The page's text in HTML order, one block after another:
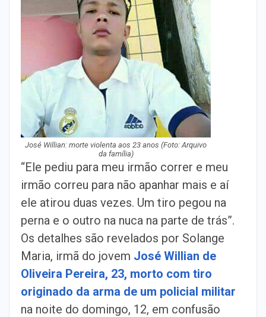
José Willian: morte violenta aos 23 anos (Foto: Arquivo
da família)
“Ele pediu para meu irmão correr e meu
irmão correu para não apanhar mais e aí
ele atirou duas vezes. Um tiro pegou na
perna e o outro na nuca na parte de trás”.
Os detalhes são revelados por Solange
Maria, irmã do jovem José Willian de
Oliveira Pereira, 23, morto com tiro
originado da arma de um policial militar
na noite do domingo, 12, em confusão